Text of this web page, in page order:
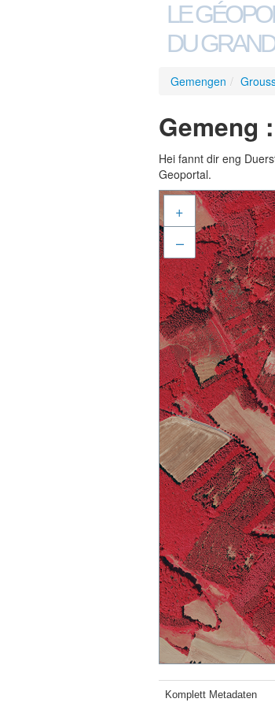
LE
DU
Gemengen /
Gemeng
Hei fannt dir eng
Geoportal.
+
–
Komplett Metadaten